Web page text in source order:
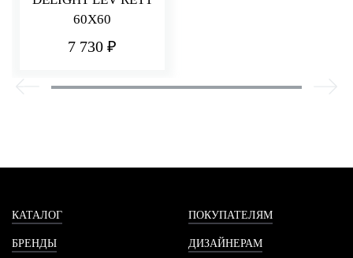
60X60
7 730 ₽
КАТАЛОГ
БРЕНДЫ
ПОКУПАТЕЛЯМ
ДИЗАЙНЕРАМ